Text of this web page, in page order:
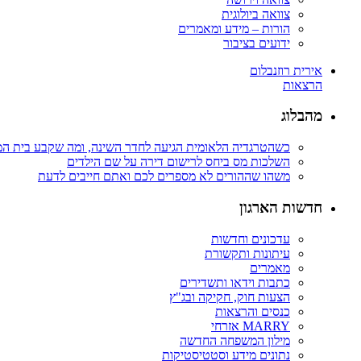
צוואה ביולוגית
הורות – מידע ומאמרים
ידועים בציבור
אירית רוזנבלום
הרצאות
מהבלוג
כשהטרגדיה הלאומית הגיעה לחדר השינה, ומה שקבע בית
השלכות מס ביחס לרישום דירה על שם הילדים
משהו שההורים לא מספרים לכם ואתם חייבים לדעת
חדשות הארגון
עדכונים וחדשות
עיתונות ותקשורת
מאמרים
כתבות וידאו ותשדירים
הצעות חוק, חקיקה ובג"ץ
כנסים והרצאות
MARRY אזרחי
מילון המשפחה החדשה
נתונים מידע וסטטיסטיקות